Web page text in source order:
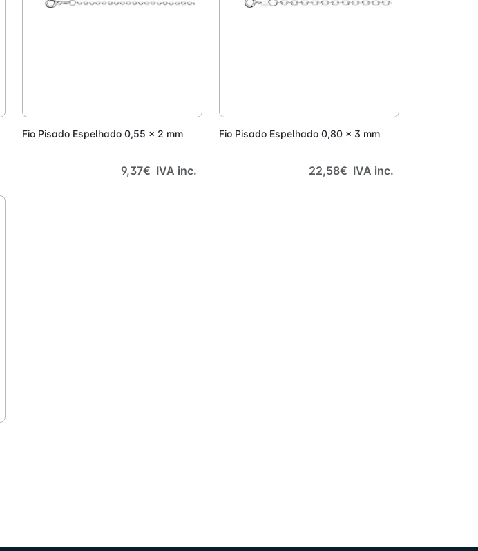
Fio Pisado Espelhado 0,55 x 2 mm
9,37€ IVA inc.
Fio Pisado Espelhado 0,80 x 3 mm
22,58€ IVA inc.